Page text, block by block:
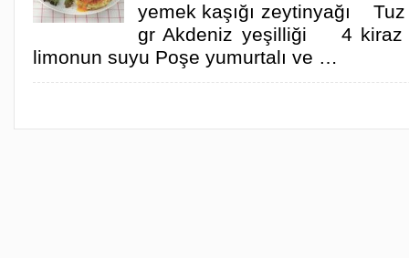
yemek kaşığı zeytinyağı
gr Akdeniz yeşilliği 4
limonun suyu Poşe yumurtalı ve …